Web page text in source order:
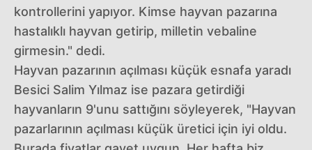
kontrollerini yapıyor. Kimse hayvan pazarına
hastalıklı hayvan getirip, milletin vebaline
girmesin." dedi.
Hayvan pazarının açılması küçük esnafa yaradı
Besici Salim Yılmaz ise pazara getirdiği
hayvanların 9'unu sattığını söyleyerek, "Hayvan
pazarlarının açılması küçük üretici için iyi oldu.